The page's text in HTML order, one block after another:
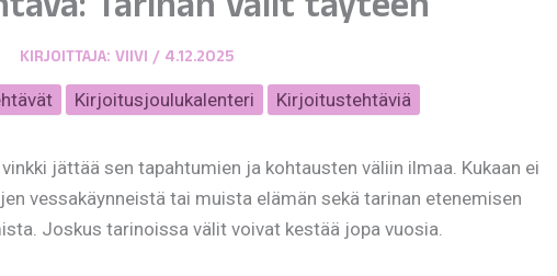
KIRJOITTAJA: VIIVI / 4.12.2025
Kirjoitusjoulukalenteri Kirjoitustehtäviä
jättää sen tapahtumien ja kohtausten väliin ilmaa. Kukaan ei
vessakäynneistä tai muista elämän sekä tarinan etenemisen
Joskus tarinoissa välit voivat kestää jopa vuosia.